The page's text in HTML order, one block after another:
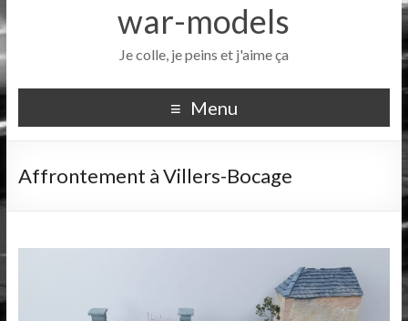
war-models
Je colle, je peins et j'aime ça
Menu
Affrontement à Villers-Bocage